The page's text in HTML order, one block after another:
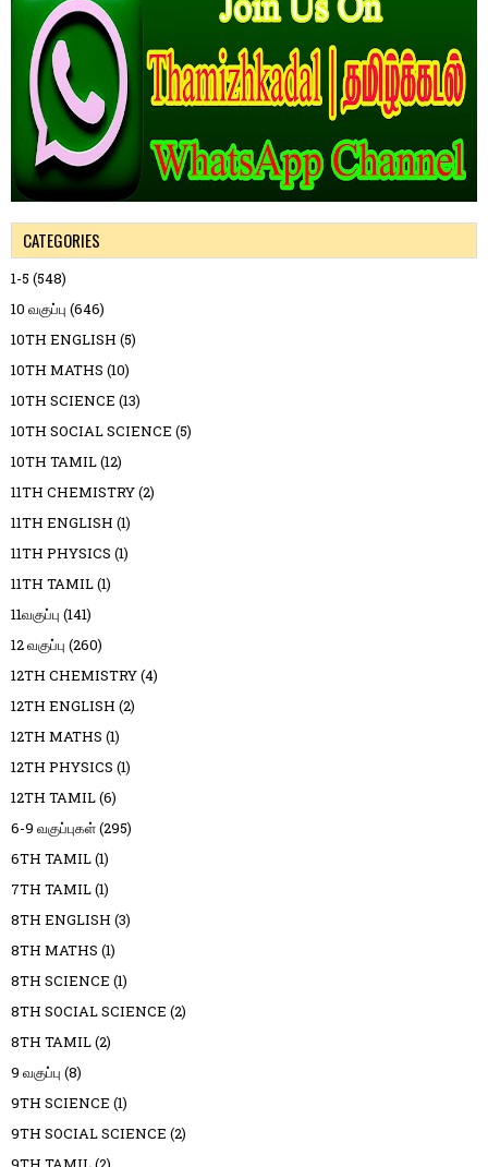
CATEGORIES
1-5 (548)
10 வகுப்பு (646)
10TH ENGLISH (5)
10TH MATHS (10)
10TH SCIENCE (13)
10TH SOCIAL SCIENCE (5)
10TH TAMIL(12)
11TH CHEMISTRY(2)
11TH ENGLISH (1)
11TH PHYSICS (1)
11TH TAMIL(1)
11வகுப்பு (141)
12 வகுப்பு (260)
12TH CHEMISTRY(4)
12TH ENGLISH (2)
12TH MATHS (1)
12TH PHYSICS (1)
12TH TAMIL(6)
6-9 வகுப்புகள்(295)
6TH TAMIL(1)
7TH TAMIL(1)
8TH ENGLISH (3)
8TH MATHS (1)
8TH SCIENCE (1)
8TH SOCIAL SCIENCE (2)
8TH TAMIL(2)
9 வகுப்பு (8)
9TH SCIENCE (1)
9TH SOCIAL SCIENCE (2)